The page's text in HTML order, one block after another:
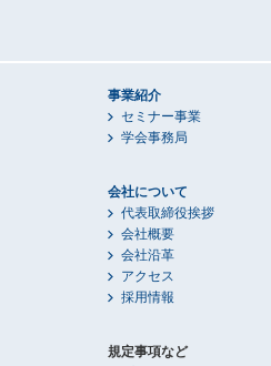
事業紹介
セミナー事業
学会事務局
会社について
代表取締役挨拶
会社概要
会社沿革
アクセス
採用情報
規定事項など